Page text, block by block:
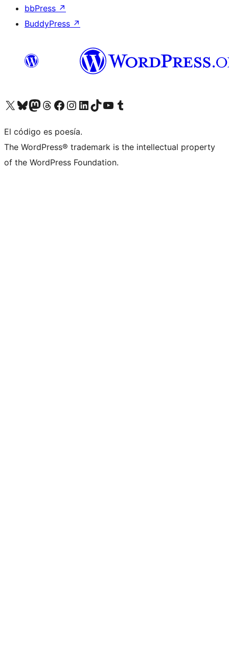
bbPress ↗
BuddyPress ↗
Visita nuestra cuenta de X (anteriormente Twitter)
Visita nuestra cuenta de Bluesky
Visita nuestra cuenta de Mastodon
Visita nuestra cuenta de Threads
Visita nuestra página de Facebook
Visita nuestra cuenta de Instagram
Visita nuestra cuenta de LinkedIn
Visita nuestra cuenta de TikTok
Visita nuestro canal de YouTube
Visita nuestra cuenta de Tumblr
El código es poesía.
The WordPress® trademark is the intellectual property
of the WordPress Foundation.